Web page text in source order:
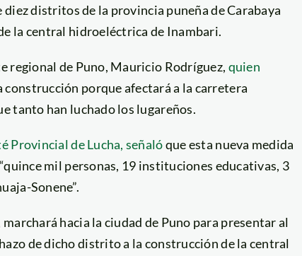
distritos de la provincia puneña de Carabaya
la central hidroeléctrica de Inambari.
regional de Puno, Mauricio Rodríguez, quien
construcción porque afectará a la carretera
tanto han luchado los lugareños.
Provincial de Lucha, señalóque esta nueva medida
mil personas, 19 instituciones educativas, 3
Sonene”.
hacia la ciudad de Puno para presentar al
de dicho distrito a la construcción de la central